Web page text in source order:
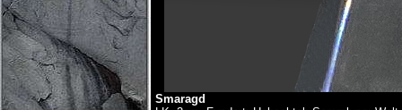
Smaragd